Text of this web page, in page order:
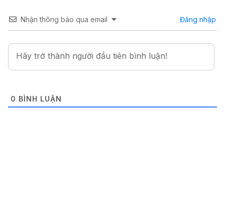
Nhận thông báo qua email Đăng nhập
0 BÌNH LUẬN